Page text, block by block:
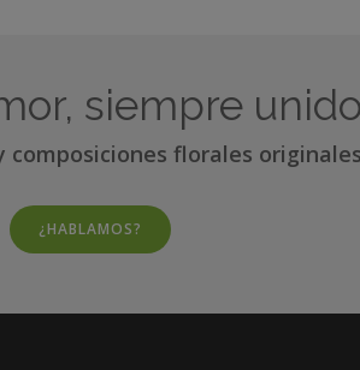
siempre
composiciones florales
¿HABLAMOS?